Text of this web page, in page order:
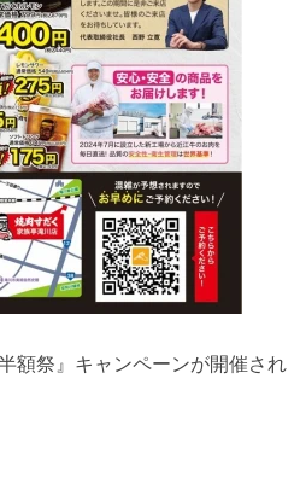
額祭』キャンペーンが開催され